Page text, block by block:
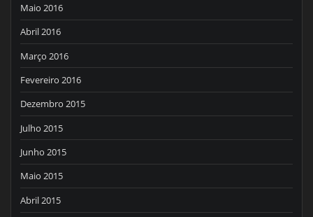
Maio 2016
Abril 2016
Março 2016
Fevereiro 2016
Dezembro 2015
Julho 2015
Junho 2015
Maio 2015
Abril 2015